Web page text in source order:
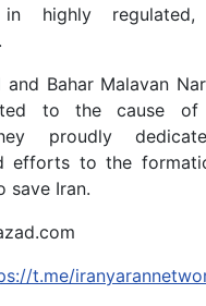
in highly regulated,
Bahar Malavan
to the cause of
proudly
efforts to the
save Iran.
t.me/